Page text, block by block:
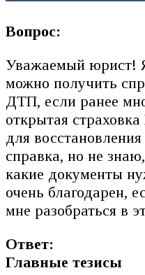
Вопрос:
Уважаемый юрист!
можно получить
ДТП, если ранее
открытая
для
справка, но не
какие документы
очень благодарен,
мне разобраться в
Ответ:
Главные тезисы